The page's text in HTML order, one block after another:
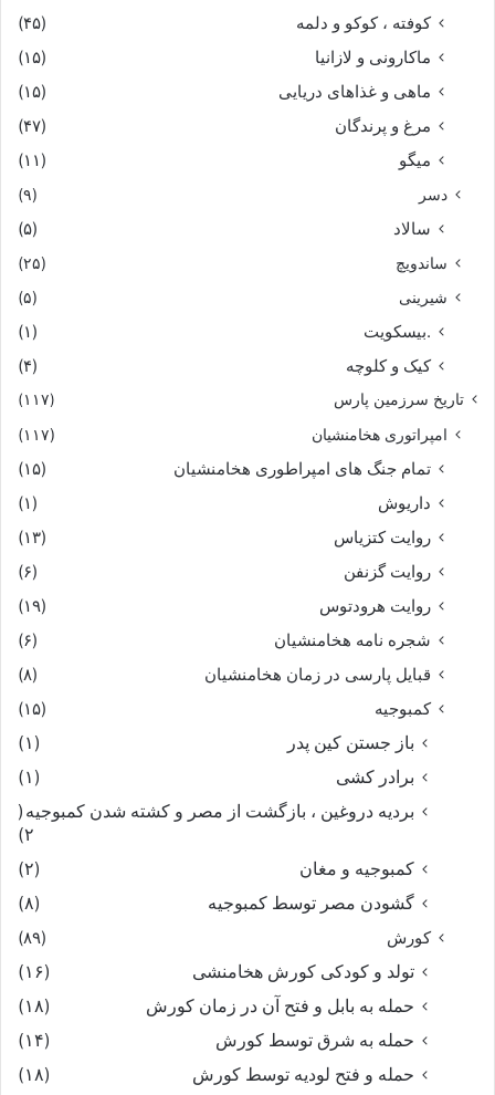
کوفته ، کوکو و دلمه
(۴۵)
ماکارونی و لازانیا
(۱۵)
ماهی و غذاهای دریایی
(۱۵)
مرغ و پرندگان
(۴۷)
میگو
(۱۱)
دسر (۹)
سالاد (۵)
ساندویچ
(۲۵)
شیرینی
(۵)
.بیسکویت
(۱)
کیک و کلوچه
(۴)
تاریخ سرزمین پارس (۱۱۷)
امپراتوری هخامنشیان (۱۱۷)
تمام جنگ های امپراطوری هخامنشیان
(۱۵)
داریوش
(۱)
روایت کتزیاس
(۱۳)
روایت گزنفن
(۶)
روایت هرودتوس
(۱۹)
شجره نامه هخامنشیان
(۶)
قبایل پارسی در زمان هخامنشیان
(۸)
کمبوجیه
(۱۵)
باز جستن کین پدر
(۱)
برادر کشی
(۱)
بردیه دروغین ، بازگشت از مصر و کشته شدن کمبوجیه (
۲)
کمبوجیه و مغان
(۲)
گشودن مصر توسط کمبوجیه
(۸)
کورش
(۸۹)
تولد و کودکی کورش هخامنشی
(۱۶)
حمله به بابل و فتح آن در زمان کورش
(۱۸)
حمله به شرق توسط کورش
(۱۴)
حمله و فتح لودیه توسط کورش
(۱۸)